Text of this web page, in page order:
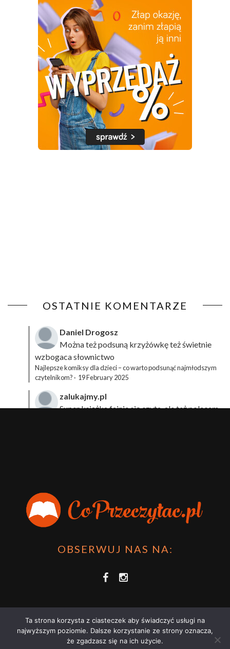
OSTATNIE KOMENTARZE
Daniel Drogosz
Można też podsuną krzyżówkęteż świetnie
wzbogaca słownictwo
Najlepsze komiksy dla dzieci – co warto podsunąć najmłodszym
czytelnikom? · 19 February 2025
zalukajmy.pl
Super książka fajnie się czyta, ale też polecam
książki skoro czyta się np na czytniku.
Planer Książkary – ten gadżet powinien mieć każdy
książkoholik!
8 December 2023
OBSERWUJ NAS NA:
Ta strona korzysta z ciasteczek aby świadczyć usługi na
najwyższym poziomie. Dalsze korzystanie ze strony oznacza,
że zgadzasz się na ich użycie.